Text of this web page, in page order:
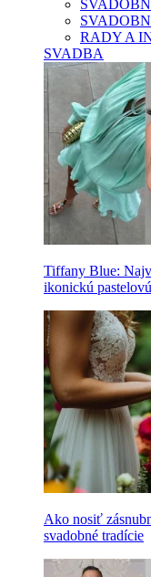
RADY A
SVADBA
Tiffany Blue:
ikonickú
Ako nosiť
svadobné tradície